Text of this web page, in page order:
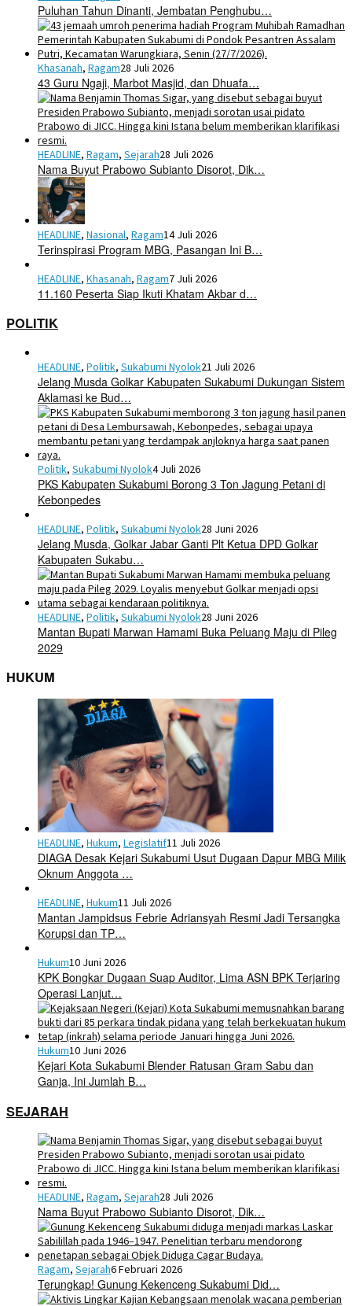
Puluhan Tahun Dinanti, Jembatan Penghubu…
Khasanah, Ragam28 Juli 2026
43 Guru Ngaji, Marbot Masjid, dan Dhuafa…
HEADLINE, Ragam, Sejarah28 Juli 2026
Nama Buyut Prabowo Subianto Disorot, Dik…
HEADLINE, Nasional, Ragam14 Juli 2026
Terinspirasi Program MBG, Pasangan Ini B…
HEADLINE, Khasanah, Ragam7 Juli 2026
11.160 Peserta Siap Ikuti Khatam Akbar d…
POLITIK
HEADLINE, Politik, Sukabumi Nyolok21 Juli 2026
Jelang Musda Golkar Kabupaten Sukabumi Dukungan Sistem
Aklamasi ke Bud…
Politik, Sukabumi Nyolok4 Juli 2026
PKS Kabupaten Sukabumi Borong 3 Ton Jagung Petani di
Kebonpedes
HEADLINE, Politik, Sukabumi Nyolok28 Juni 2026
Jelang Musda, Golkar Jabar Ganti Plt Ketua DPD Golkar
Kabupaten Sukabu…
HEADLINE, Politik, Sukabumi Nyolok28 Juni 2026
Mantan Bupati Marwan Hamami Buka Peluang Maju di Pileg
2029
HUKUM
HEADLINE, Hukum, Legislatif11 Juli 2026
DIAGA Desak Kejari Sukabumi Usut Dugaan Dapur MBG Milik
Oknum Anggota …
HEADLINE, Hukum11 Juli 2026
Mantan Jampidsus Febrie Adriansyah Resmi Jadi Tersangka
Korupsi dan TP…
Hukum10 Juni 2026
KPK Bongkar Dugaan Suap Auditor, Lima ASN BPK Terjaring
Operasi Lanjut…
Hukum10 Juni 2026
Kejari Kota Sukabumi Blender Ratusan Gram Sabu dan
Ganja, Ini Jumlah B…
SEJARAH
HEADLINE, Ragam, Sejarah28 Juli 2026
Nama Buyut Prabowo Subianto Disorot, Dik…
Ragam, Sejarah6 Februari 2026
Terungkap! Gunung Kekenceng Sukabumi Did…